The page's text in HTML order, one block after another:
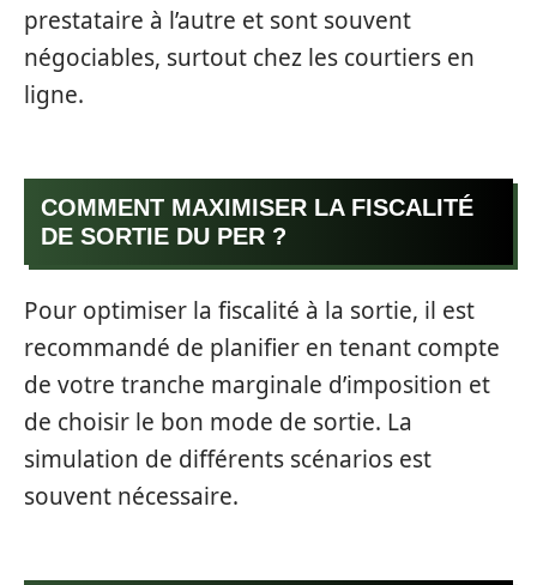
prestataire à l’autre et sont souvent
négociables, surtout chez les courtiers en
ligne.
COMMENT MAXIMISER LA FISCALITÉ
DE SORTIE DU PER ?
Pour optimiser la fiscalité à la sortie, il est
recommandé de planifier en tenant compte
de votre tranche marginale d’imposition et
de choisir le bon mode de sortie. La
simulation de différents scénarios est
souvent nécessaire.